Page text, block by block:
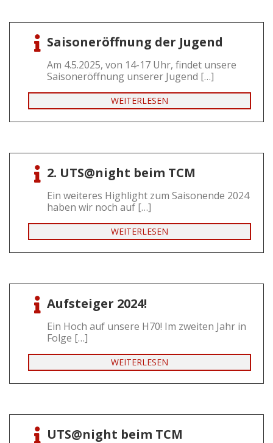
Saisoneröffnung der Jugend
Am 4.5.2025, von 14-17 Uhr, findet unsere
Saisoneröffnung unserer Jugend […]
WEITERLESEN
2. UTS@night beim TCM
Ein weiteres Highlight zum Saisonende 2024
haben wir noch auf […]
WEITERLESEN
Aufsteiger 2024!
Ein Hoch auf unsere H70! Im zweiten Jahr in
Folge […]
WEITERLESEN
UTS@night beim TCM